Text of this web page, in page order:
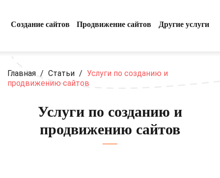
Создание сайтов Продвижение сайтов Другие услуги
Главная / Статьи / Услуги по созданию и
продвижению сайтов
Услуги по созданию и
продвижению сайтов